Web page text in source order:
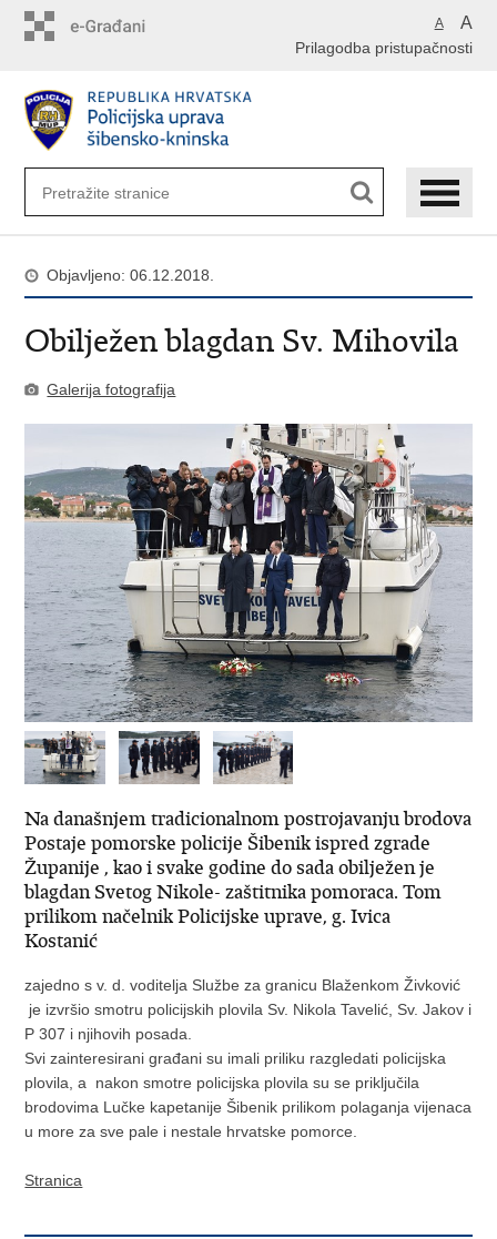
A A
Prilagodba pristupačnosti
Objavljeno: 06.12.2018.
Obilježen blagdan Sv. Mihovila
Galerija fotografija
Na današnjem tradicionalnom postrojavanju brodova
Postaje pomorske policije Šibenik ispred zgrade
Županije , kao i svake godine do sada obilježen je
blagdan Svetog Nikole- zaštitnika pomoraca. Tom
prilikom načelnik Policijske uprave, g. Ivica
Kostanić
zajedno s v. d. voditelja Službe za granicu Blaženkom Živković
je izvršio smotru policijskih plovila Sv. Nikola Tavelić, Sv. Jakov i
P 307 i njihovih posada.
Svi zainteresirani građani su imali priliku razgledati policijska
plovila, a nakon smotre policijska plovila su se priključila
brodovima Lučke kapetanije Šibenik prilikom polaganja vijenaca
u more za sve pale i nestale hrvatske pomorce.
Stranica